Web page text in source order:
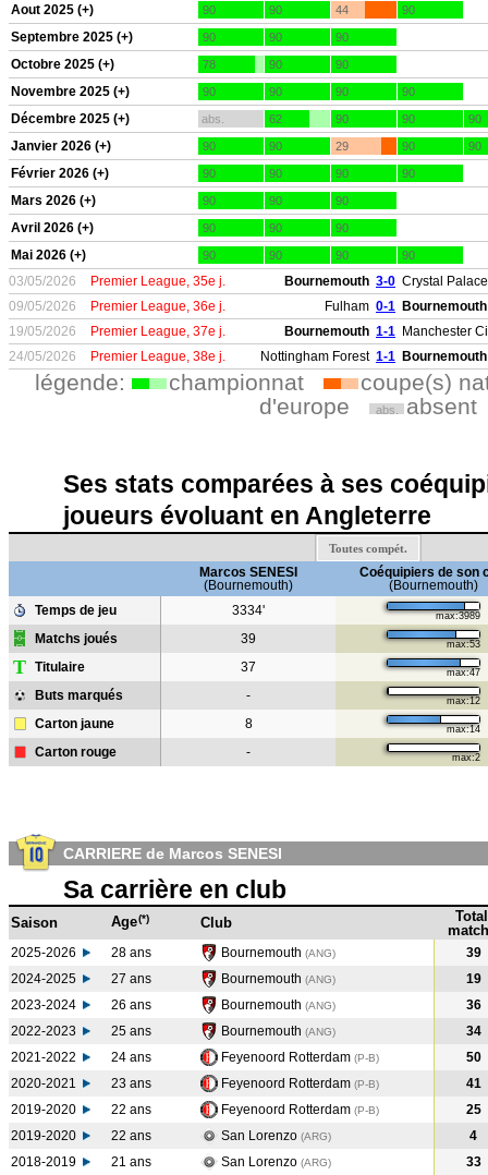
Aout 2025 (+) 90 90 44 90
Septembre 2025 (+) 90 90 90
Octobre 2025 (+) 78 90 90
Novembre 2025 (+) 90 90 90 90
Décembre 2025 (+) abs. 62 90 90 90
Janvier 2026 (+) 90 90 29 90 90
Février 2026 (+) 90 90 90 90
Mars 2026 (+) 90 90 90
Avril 2026 (+) 90 90 90
Mai 2026 (+) 90 90 90 90
03/05/2026 Premier League, 35e j. Bournemouth 3-0 Crystal Palace
09/05/2026
Premier League, 36e j. Fulham 0-1 Bournemouth
19/05/2026
Premier League, 37e j. Bournemouth 1-1 Manchester
24/05/2026
Premier League, 38e j. Nottingham Forest 1-1 Bournemouth
légende: championnat
coupe(s)
d'europe
abs. absent
Ses stats comparées à ses
joueurs évoluant en Angleterre
Toutes compét.
Marcos SENESI
(Bournemouth)
Coéquipiers de son
(Bournemouth)
Temps de jeu
3334' max:3989
Matchs joués 39 max:53
T Titulaire 37 max:47
Buts marqués - max:12
Carton jaune 8 max:14
Carton rouge - max:2
CARRIERE de Marcos SENESI
Sa carrière en club
Saison Age(*) Club
Total
2025-2026 28 ans Bournemouth (ANG)
39
2024-2025
27 ans Bournemouth (ANG)
19
2023-2024
26 ans Bournemouth (ANG)
36
2022-2023
25 ans Bournemouth (ANG)
34
2021-2022
24 ans Feyenoord Rotterdam (P-B)
50
2020-2021
23 ans Feyenoord Rotterdam (P-B)
41
2019-2020
22 ans Feyenoord Rotterdam (P-B)
25
2019-2020
22 ans San Lorenzo (ARG)
4
2018-2019
21 ans San Lorenzo (ARG)
33